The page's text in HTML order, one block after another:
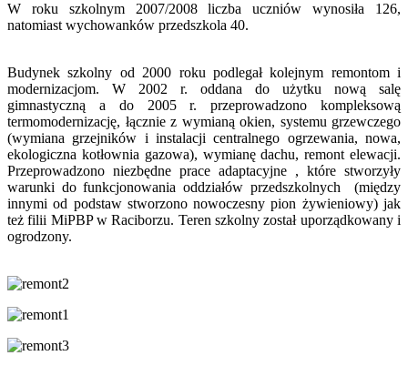
W roku szkolnym 2007/2008 liczba uczniów wynosiła 126,
natomiast wychowanków przedszkola 40.
Budynek szkolny od 2000 roku podlegał kolejnym remontom i
modernizacjom. W 2002 r. oddana do użytku nową salę
gimnastyczną a do 2005 r. przeprowadzono kompleksową
termomodernizację, łącznie z wymianą okien, systemu grzewczego
(wymiana grzejników i instalacji centralnego ogrzewania, nowa,
ekologiczna kotłownia gazowa), wymianę dachu, remont elewacji.
Przeprowadzono niezbędne prace adaptacyjne , które stworzyły
warunki do funkcjonowania oddziałów przedszkolnych (między
innymi od podstaw stworzono nowoczesny pion żywieniowy) jak
też filii MiPBP w Raciborzu. Teren szkolny został uporządkowany i
ogrodzony.